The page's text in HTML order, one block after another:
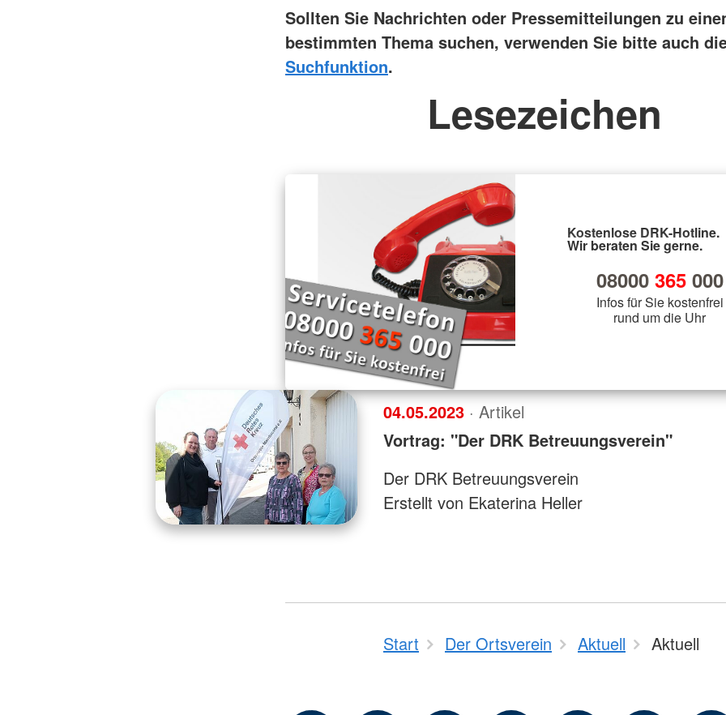
Sollten Sie Nachrichten oder Pressemitteilungen zu
bestimmten Thema suchen, verwenden Sie bitte auch
Suchfunktion.
Lesezeichen
Kostenlose DRK-Hotline.
Wir beraten Sie gerne.
08000 365000
Infos für Sie kostenfrei
rund um die Uhr
04.05.2023 · Artikel
Vortrag: "Der DRK Betreuungsverein"
Der DRK Betreuungsverein
Erstellt von Ekaterina Heller
Start Der Ortsverein Aktuell Aktuell